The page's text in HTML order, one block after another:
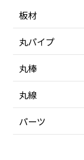
板材
丸パイプ
丸棒
丸線
パーツ